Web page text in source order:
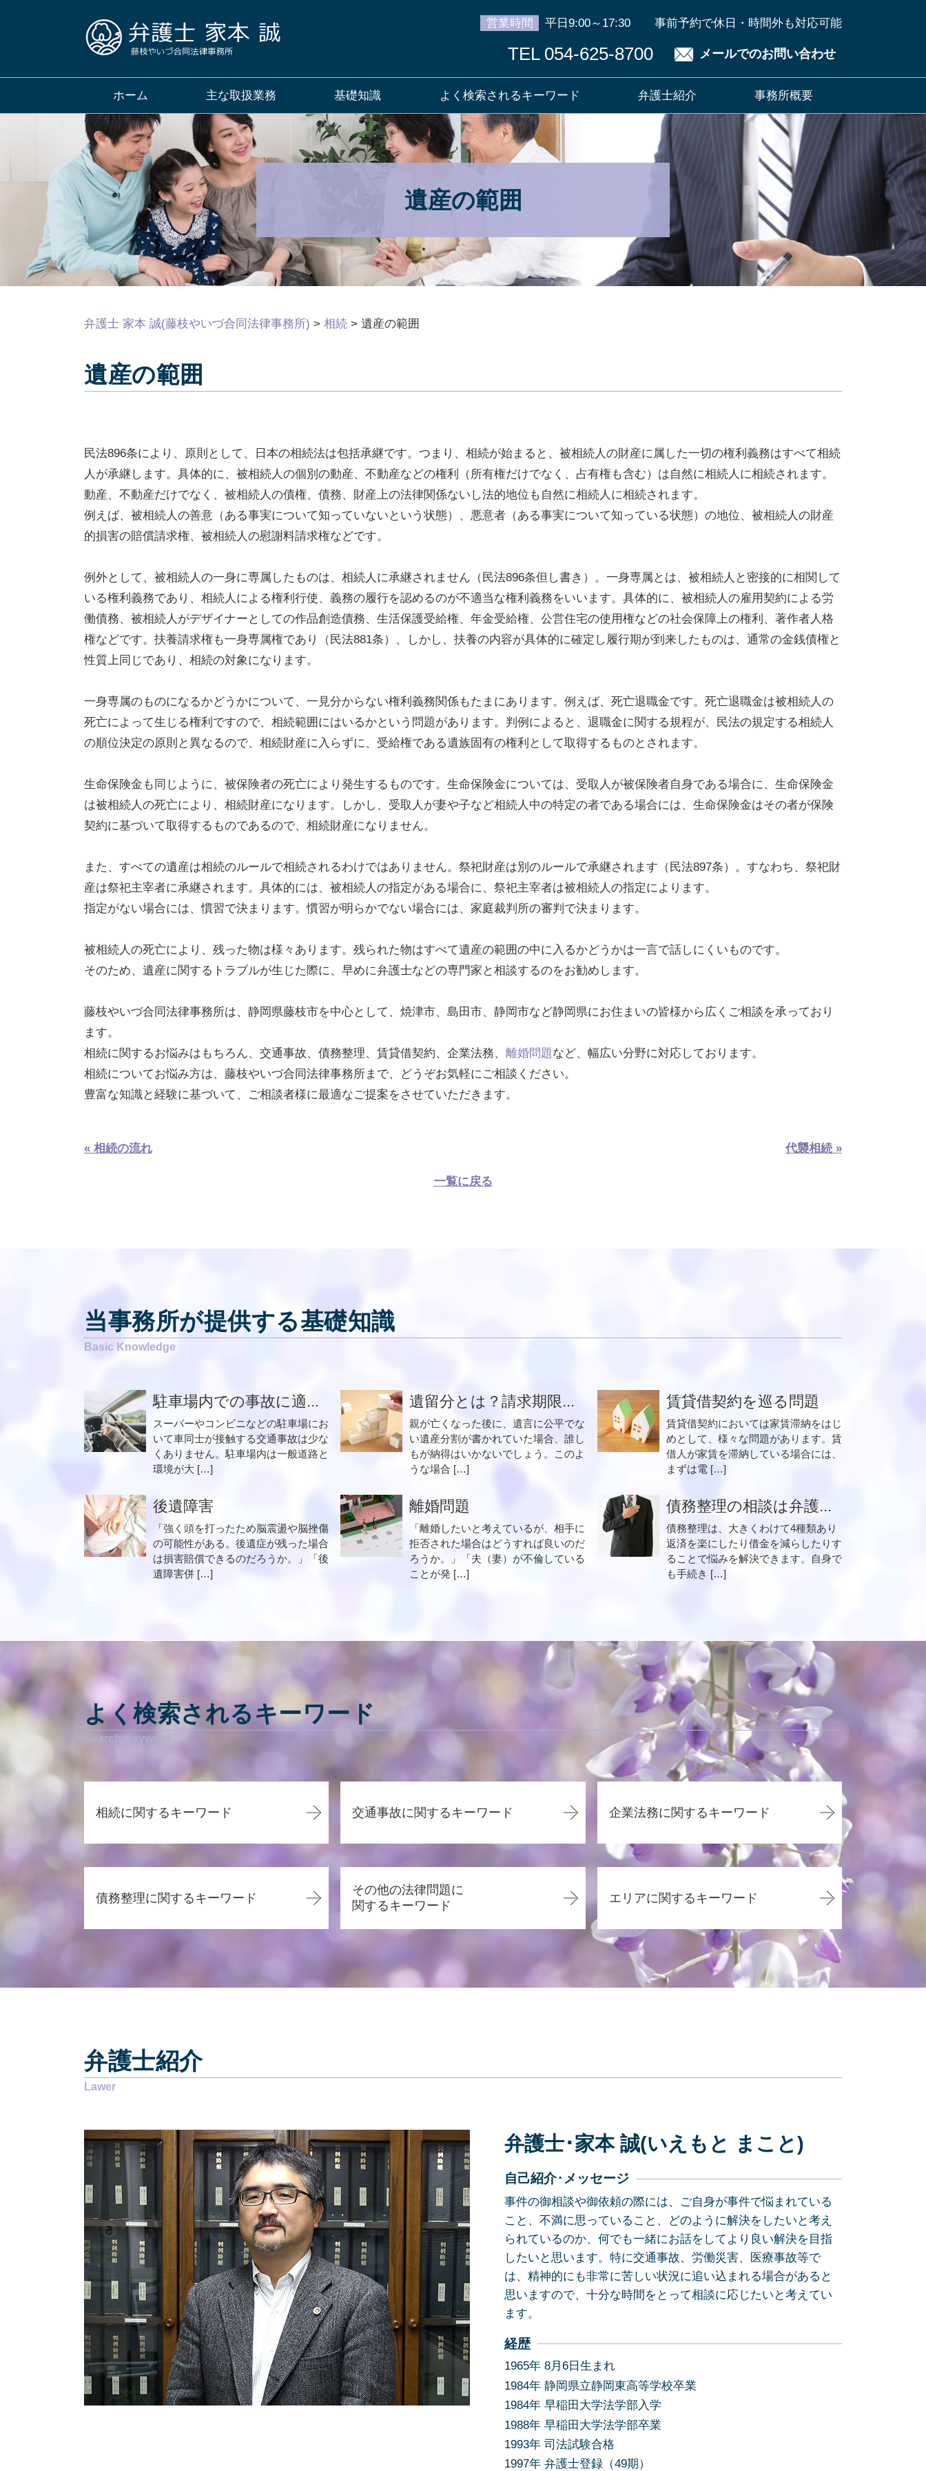
遺産の範囲
営業時間 平日9:00～17:30 事前予約で休日・時間外も対応可能
TEL 054-625-8700 メールでのお問い合わせ
ホーム 主な取扱業務 基礎知識 よく検索されるキーワード 弁護士紹介 事務所概要
弁護士 家本 誠(藤枝やいづ合同法律事務所) > 相続 > 遺産の範囲
遺産の範囲
民法896条により、原則として、日本の相続法は包括承継です。つまり、相続が始まると、被相続人の財産に属した一切の権利義務はすべて相続
人が承継します。具体的に、被相続人の個別の動産、不動産などの権利（所有権だけでなく、占有権も含む）は自然に相続人に相続されます。
動産、不動産だけでなく、被相続人の債権、債務、財産上の法律関係ないし法的地位も自然に相続人に相続されます。
例えば、被相続人の善意（ある事実について知っていないという状態）、悪意者（ある事実について知っている状態）の地位、被相続人の財産
的損害の賠償請求権、被相続人の慰謝料請求権などです。
例外として、被相続人の一身に専属したものは、相続人に承継されません（民法896条但し書き）。一身専属とは、被相続人と密接的に相関して
いる権利義務であり、相続人による権利行使、義務の履行を認めるのが不適当な権利義務をいいます。具体的に、被相続人の雇用契約による労
働債務、被相続人がデザイナーとしての作品創造債務、生活保護受給権、年金受給権、公営住宅の使用権などの社会保障上の権利、著作者人格
権などです。扶養請求権も一身専属権であり（民法881条）、しかし、扶養の内容が具体的に確定し履行期が到来したものは、通常の金銭債権と
性質上同じであり、相続の対象になります。
一身専属のものになるかどうかについて、一見分からない権利義務関係もたまにあります。例えば、死亡退職金です。死亡退職金は被相続人の
死亡によって生じる権利ですので、相続範囲にはいるかという問題があります。判例によると、退職金に関する規程が、民法の規定する相続人
の順位決定の原則と異なるので、相続財産に入らずに、受給権である遺族固有の権利として取得するものとされます。
生命保険金も同じように、被保険者の死亡により発生するものです。生命保険金については、受取人が被保険者自身である場合に、生命保険金
は被相続人の死亡により、相続財産になります。しかし、受取人が妻や子など相続人中の特定の者である場合には、生命保険金はその者が保険
契約に基づいて取得するものであるので、相続財産になりません。
また、すべての遺産は相続のルールで相続されるわけではありません。祭祀財産は別のルールで承継されます（民法897条）。すなわち、祭祀財
産は祭祀主宰者に承継されます。具体的には、被相続人の指定がある場合に、祭祀主宰者は被相続人の指定によります。
指定がない場合には、慣習で決まります。慣習が明らかでない場合には、家庭裁判所の審判で決まります。
被相続人の死亡により、残った物は様々あります。残られた物はすべて遺産の範囲の中に入るかどうかは一言で話しにくいものです。
そのため、遺産に関するトラブルが生じた際に、早めに弁護士などの専門家と相談するのをお勧めします。
藤枝やいづ合同法律事務所は、静岡県藤枝市を中心として、焼津市、島田市、静岡市など静岡県にお住まいの皆様から広くご相談を承っており
ます。
相続に関するお悩みはもちろん、交通事故、債務整理、賃貸借契約、企業法務、 離婚問題など、幅広い分野に対応しております。
相続についてお悩み方は、藤枝やいづ合同法律事務所まで、どうぞお気軽にご相談ください。
豊富な知識と経験に基づいて、ご相談者様に最適なご提案をさせていただきます。
« 相続の流れ 代襲相続 »
一覧に戻る
当事務所が提供する基礎知識
駐車場内での事故に適...
スーパーやコンビニなどの駐車場にお
いて車同士が接触する交通事故は少な
くありません。駐車場内は一般道路と
環境が大 […]
遺留分とは？請求期限...
親が亡くなった後に、遺言に公平でな
い遺産分割が書かれていた場合、誰し
もが納得はいかないでしょう。このよ
うな場合 […]
賃貸借契約を巡る問題
賃貸借契約においては家賃滞納をはじ
めとして、様々な問題があります。賃
借人が家賃を滞納している場合には、
まずは電 […]
後遺障害
「強く頭を打ったため脳震盪や脳挫傷
の可能性がある。後遺症が残った場合
は損害賠償できるのだろうか。」「後
遺障害併 […]
離婚問題
「離婚したいと考えているが、相手に
拒否された場合はどうすれば良いのだ
ろうか。」「夫（妻）が不倫している
ことが発 […]
債務整理の相談は弁護...
債務整理は、大きくわけて4種類あり
返済を楽にしたり借金を減らしたりす
ることで悩みを解決できます。自身で
も手続き […]
よく検索されるキーワード
相続に関するキーワード
相続 調停
遺留分侵害額請求 弁護士 費用
相続 土地 評価
相続 債務
相続 生命保険
相続 離婚 子供
遺産分割協議書
相続 離婚した妻
相続 他人
相続 弁護士 相談
相続 離婚
交通事故に関するキーワード
交通事故 慰謝料 通院
交通事故 後遺症
後遺障害 弁護士 タイミング
駐車場 事故 過失割合
交通事故 相手 たちが悪い
交通事故 後遺障害等級
交通事故 死亡 慰謝料
交通事故証明書 後日
交通事故 休業補償
交通事故 流れ
交通事故 脳挫傷 後遺症
企業法務に関するキーワード
会社 顧問弁護士 個人相談
企業法務 年収
顧問弁護士 メリット
企業法務 弁護士 魅力
顧問弁護士と弁護士の違い
内定取り消し 理由
債務整理に関するキーワード
自己破産 流れ
過払い金 債務整理
消費者金融 返せない
個人再生 手続き
自己破産とは
債務整理 費用
債務整理 デメリット
任意整理 弁護士 選び方
任意整理 いつから5年
個人再生 失敗 弁護士費用
任意整理費用 払えない
個人再生 失敗
その他の法律問題に
関するキーワード
悪徳商法 営業
離婚 相手が応じない
悪徳商法 マルチ商法
労働問題 相談
労働問題 解決方法
労働問題 解決策
労働問題 訴える
労働問題 相談先
悪徳商法 対処法
離婚 慰謝料
賃貸借契約 債務不履行
エリアに関するキーワード
交通事故 静岡県
企業法務 静岡市
その他の法律問題 藤枝市
相続 静岡県
企業法務 島田市
債務整理 藤枝市
交通事故 静岡市
債務整理 静岡県
その他の法律問題 静岡市
その他の法律問題 焼津市
交通事故 島田市
弁護士紹介
弁護士･家本 誠(いえもと まこと)
自己紹介･メッセージ
事件の御相談や御依頼の際には、ご自身が事件で悩まれている
こと、不満に思っていること、どのように解決をしたいと考え
られているのか、何でも一緒にお話をしてより良い解決を目指
したいと思います。特に交通事故、労働災害、医療事故等で
は、精神的にも非常に苦しい状況に追い込まれる場合があると
思いますので、十分な時間をとって相談に応じたいと考えてい
ます。
経歴
1965年 8月6日生まれ
1984年 静岡県立静岡東高等学校卒業
1984年 早稲田大学法学部入学
1988年 早稲田大学法学部卒業
1993年 司法試験合格
1997年 弁護士登録（49期）